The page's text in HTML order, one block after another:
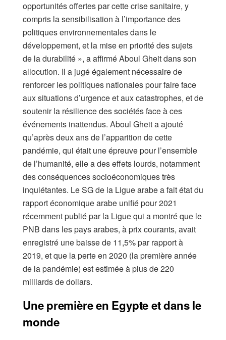
opportunités offertes par cette crise sanitaire, y
compris la sensibilisation à l’importance des
politiques environnementales dans le
développement, et la mise en priorité des sujets
de la durabilité », a affirmé Aboul Gheit dans son
allocution. Il a jugé également nécessaire de
renforcer les politiques nationales pour faire face
aux situations d’urgence et aux catastrophes, et de
soutenir la résilience des sociétés face à ces
événements inattendus. Aboul Gheit a ajouté
qu’après deux ans de l’apparition de cette
pandémie, qui était une épreuve pour l’ensemble
de l’humanité, elle a des effets lourds, notamment
des conséquences socioéconomiques très
inquiétantes. Le SG de la Ligue arabe a fait état du
rapport économique arabe unifié pour 2021
récemment publié par la Ligue qui a montré que le
PNB dans les pays arabes, à prix courants, avait
enregistré une baisse de 11,5% par rapport à
2019, et que la perte en 2020 (la première année
de la pandémie) est estimée à plus de 220
milliards de dollars.
Une première en Egypte et dans le
monde